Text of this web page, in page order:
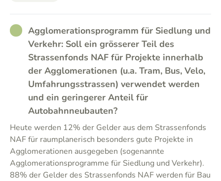
RATHER_GOOD
Agglomerationsprogramm für Siedlung und
Verkehr: Soll ein grösserer Teil des
Strassenfonds NAF für Projekte innerhalb
der Agglomerationen (u.a. Tram, Bus, Velo,
Umfahrungsstrassen) verwendet werden
und ein geringerer Anteil für
Autobahnneubauten?
Heute werden 12% der Gelder aus dem Strassenfonds
NAF für raumplanerisch besonders gute Projekte in
Agglomerationen ausgegeben (sogenannte
Agglomerationsprogramme für Siedlung und Verkehr).
88% der Gelder des Strassenfonds NAF werden für Bau